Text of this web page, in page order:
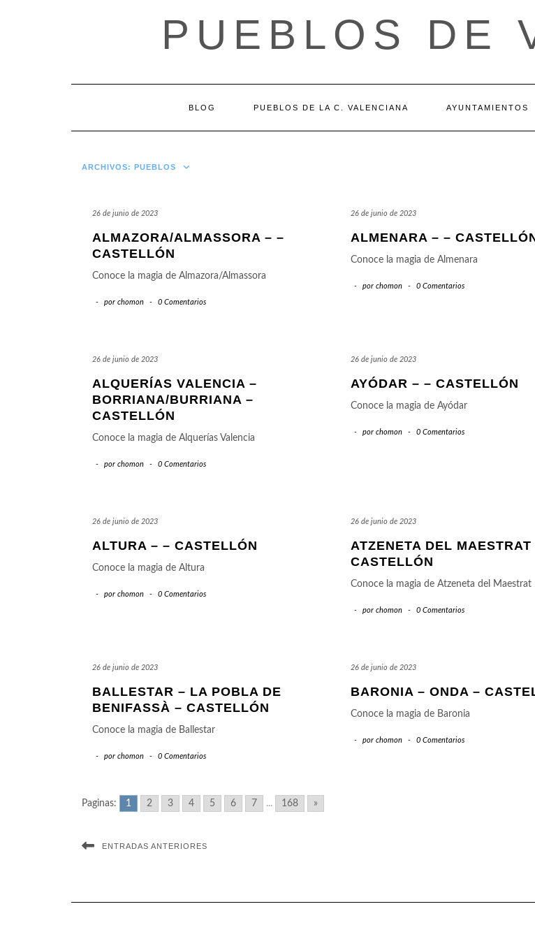
PUEBLOS DE
BLOG PUEBLOS DE LA C. VALENCIANA AYUNTAMIENTOS
ARCHIVOS: PUEBLOS
26 de junio de 2023
ALMAZORA/ALMASSORA – –
CASTELLÓN
Conoce la magia de Almazora/Almassora
- por chomon - 0 Comentarios
26 de junio de 2023
ALMENARA – –
Conoce la magia de Almenara
- por chomon - 0 Comentarios
26 de junio de 2023
ALQUERÍAS VALENCIA –
BORRIANA/BURRIANA –
CASTELLÓN
Conoce la magia de Alquerías Valencia
- por chomon - 0 Comentarios
26 de junio de 2023
AYÓDAR – – CASTELLÓN
Conoce la magia de Ayódar
- por chomon - 0 Comentarios
26 de junio de 2023
ALTURA – – CASTELLÓN
Conoce la magia de Altura
- por chomon - 0 Comentarios
26 de junio de 2023
ATZENETA DEL MAESTRAT
CASTELLÓN
Conoce la magia de Atzeneta del Maestrat
- por chomon - 0 Comentarios
26 de junio de 2023
BALLESTAR – LA POBLA DE
BENIFASSÀ – CASTELLÓN
Conoce la magia de Ballestar
- por chomon - 0 Comentarios
26 de junio de 2023
BARONIA – ONDA –
Conoce la magia de Baronia
- por chomon - 0 Comentarios
Paginas: 1 2 3 4 5 6 7 ... 168 »
ENTRADAS ANTERIORES